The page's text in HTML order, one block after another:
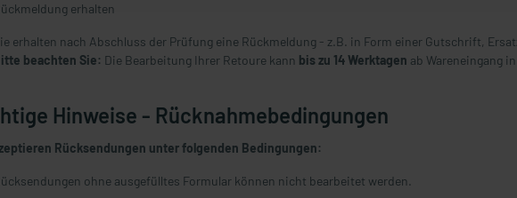
erhalten
erhalten nach Abschluss der Prüfung eine Rückmeldung - z.B. in Form einer Gutschrift,
beachten Sie: Die Bearbeitung Ihrer Retoure kann bis zu 14 Werktagen ab Wareneingang
Hinweise - Rücknahmebedingungen
Rücksendungen unter folgenden Bedingungen:
ohne ausgefülltes Formular können nicht bearbeitet werden.